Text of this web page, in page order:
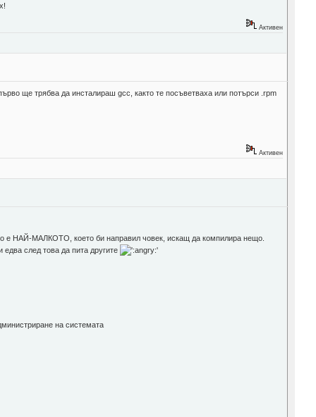
Активен
ще трябва да инсталираш gcc, както те посъветваха или потърси .rpm
Активен
е НАЙ-МАЛКОТО, което би направил човек, искащ да компилира нещо.
след това да пита другите
на системата